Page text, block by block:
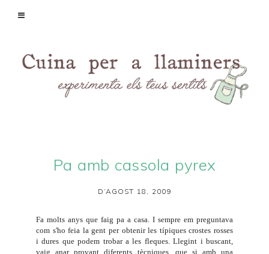
Pa amb cassola pyrex
D’AGOST 18, 2009
Fa molts anys que faig pa a casa. I sempre em preguntava
com s'ho feia la gent per obtenir les típiques crostes rosses
i dures que podem trobar a les fleques. Llegint i buscant,
vaig anar provant diferents tècniques, que si amb una